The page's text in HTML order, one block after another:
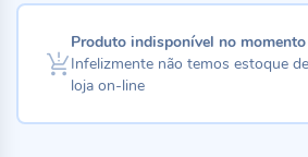
Produto indisponível no momento
Infelizmente não temos estoque
loja on-line